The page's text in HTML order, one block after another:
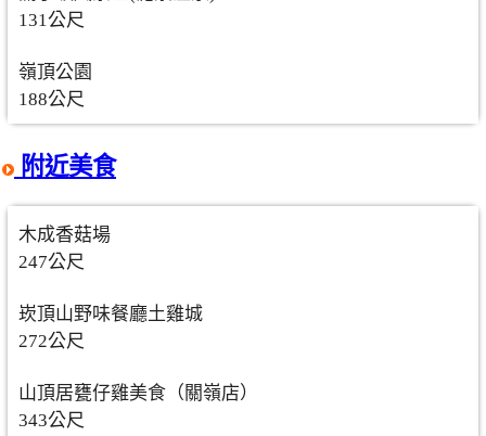
131公尺
嶺頂公園
188公尺
附近美食
木成香菇場
247公尺
崁頂山野味餐廳土雞城
272公尺
山頂居甕仔雞美食（關嶺店）
343公尺